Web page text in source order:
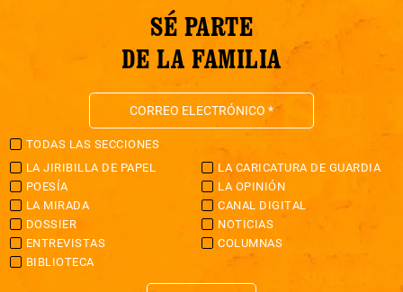
SÉ PARTE
DE LA FAMILIA
TODAS LAS SECCIONES
LA JIRIBILLA DE PAPEL
LA CARICATURA DE GUARDIA
POESÍA
LA OPINIÓN
LA MIRADA
CANAL DIGITAL
DOSSIER
NOTICIAS
ENTREVISTAS
COLUMNAS
BIBLIOTECA